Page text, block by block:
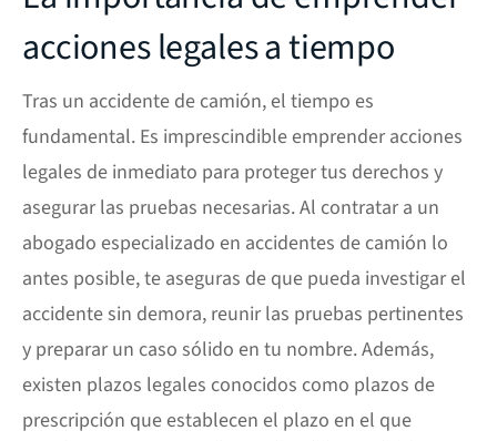
acciones legales a tiempo
Tras un accidente de camión, el tiempo es
fundamental. Es imprescindible emprender acciones
legales de inmediato para proteger tus derechos y
asegurar las pruebas necesarias. Al contratar a un
abogado especializado en accidentes de camión lo
antes posible, te aseguras de que pueda investigar el
accidente sin demora, reunir las pruebas pertinentes
y preparar un caso sólido en tu nombre. Además,
existen plazos legales conocidos como plazos de
prescripción que establecen el plazo en el que